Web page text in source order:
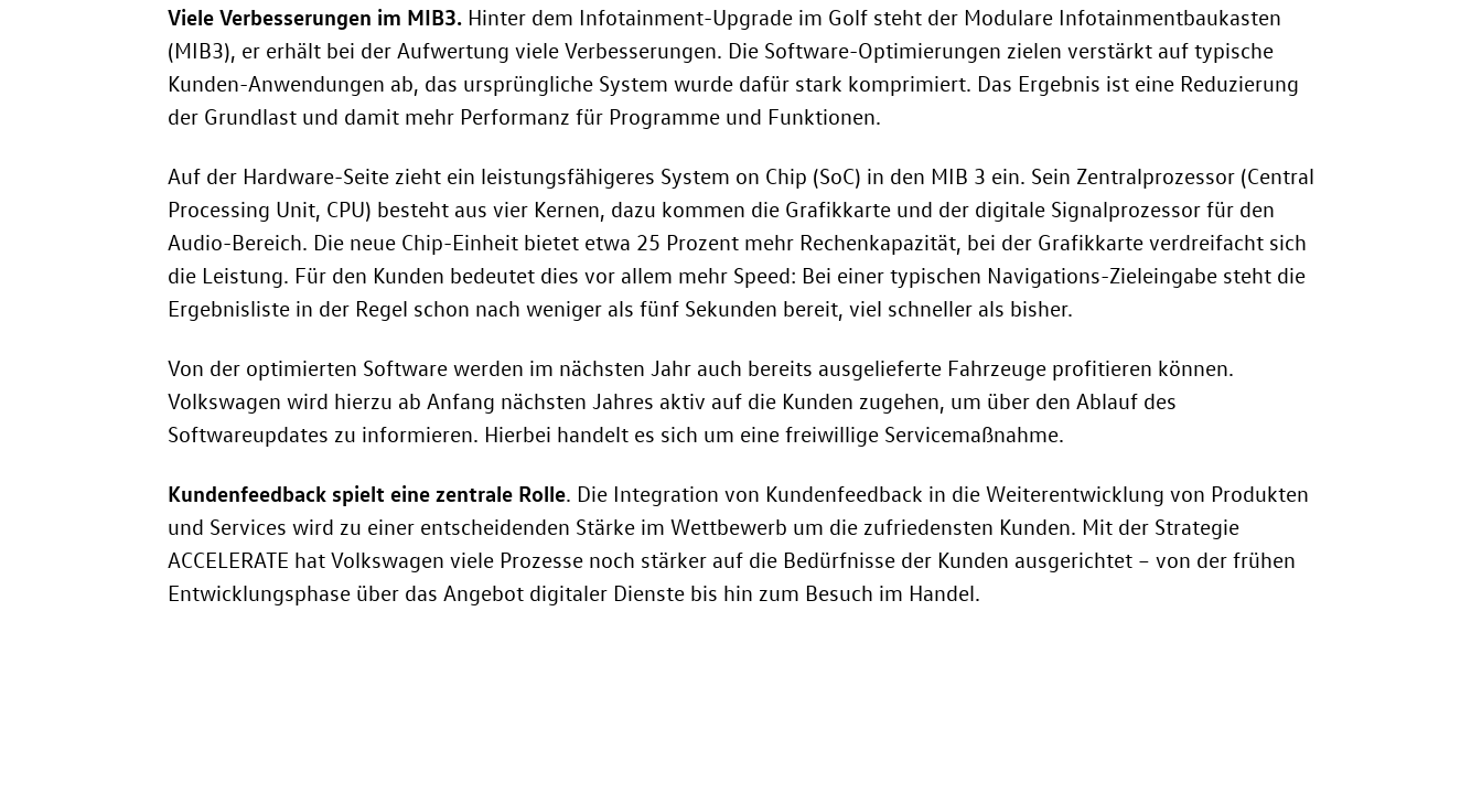
Viele Verbesserungen im MIB3. Hinter dem Infotainment-Upgrade im Golf steht der Modulare Infotainmentbaukasten
(MIB3), er erhält bei der Aufwertung viele Verbesserungen. Die Software-Optimierungen zielen verstärkt auf typische
Kunden-Anwendungen ab, das ursprüngliche System wurde dafür stark komprimiert. Das Ergebnis ist eine Reduzierung
der Grundlast und damit mehr Performanz für Programme und Funktionen.
Auf der Hardware-Seite zieht ein leistungsfähigeres System on Chip (SoC) in den MIB 3 ein. Sein Zentralprozessor (Central
Processing Unit, CPU) besteht aus vier Kernen, dazu kommen die Grafikkarte und der digitale Signalprozessor für den
Audio-Bereich. Die neue Chip-Einheit bietet etwa 25 Prozent mehr Rechenkapazität, bei der Grafikkarte verdreifacht sich
die Leistung. Für den Kunden bedeutet dies vor allem mehr Speed: Bei einer typischen Navigations-Zieleingabe steht die
Ergebnisliste in der Regel schon nach weniger als fünf Sekunden bereit, viel schneller als bisher.
Von der optimierten Software werden im nächsten Jahr auch bereits ausgelieferte Fahrzeuge profitieren können.
Volkswagen wird hierzu ab Anfang nächsten Jahres aktiv auf die Kunden zugehen, um über den Ablauf des
Softwareupdates zu informieren. Hierbei handelt es sich um eine freiwillige Servicemaßnahme.
Kundenfeedback spielt eine zentrale Rolle. Die Integration von Kundenfeedback in die Weiterentwicklung von Produkten
und Services wird zu einer entscheidenden Stärke im Wettbewerb um die zufriedensten Kunden. Mit der Strategie
ACCELERATE hat Volkswagen viele Prozesse noch stärker auf die Bedürfnisse der Kunden ausgerichtet – von der frühen
Entwicklungsphase über das Angebot digitaler Dienste bis hin zum Besuch im Handel.